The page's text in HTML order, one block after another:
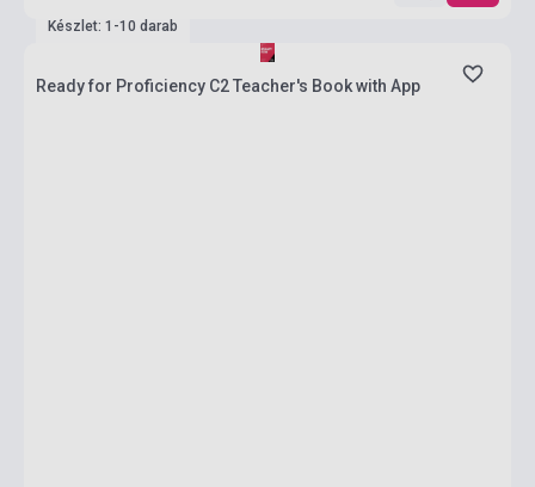
Készlet: 1-10 darab
Ready for Proficiency C2 Teacher's Book with App